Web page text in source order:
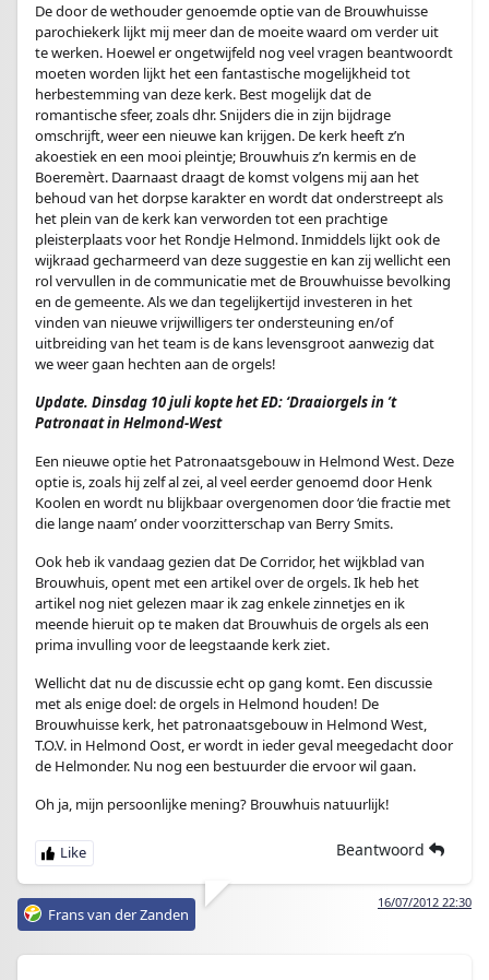
De door de wethouder genoemde optie van de Brouwhuisse
parochiekerk lijkt mij meer dan de moeite waard om verder uit
te werken. Hoewel er ongetwijfeld nog veel vragen beantwoordt
moeten worden lijkt het een fantastische mogelijkheid tot
herbestemming van deze kerk. Best mogelijk dat de
romantische sfeer, zoals dhr. Snijders die in zijn bijdrage
omschrijft, weer een nieuwe kan krijgen. De kerk heeft z’n
akoestiek en een mooi pleintje; Brouwhuis z’n kermis en de
Boeremèrt. Daarnaast draagt de komst volgens mij aan het
behoud van het dorpse karakter en wordt dat onderstreept als
het plein van de kerk kan verworden tot een prachtige
pleisterplaats voor het Rondje Helmond. Inmiddels lijkt ook de
wijkraad gecharmeerd van deze suggestie en kan zij wellicht een
rol vervullen in de communicatie met de Brouwhuisse bevolking
en de gemeente. Als we dan tegelijkertijd investeren in het
vinden van nieuwe vrijwilligers ter ondersteuning en/of
uitbreiding van het team is de kans levensgroot aanwezig dat
we weer gaan hechten aan de orgels!
Update. Dinsdag 10 juli kopte het ED: ‘Draaiorgels in ’t
Patronaat in Helmond-West
Een nieuwe optie het Patronaatsgebouw in Helmond West. Deze
optie is, zoals hij zelf al zei, al veel eerder genoemd door Henk
Koolen en wordt nu blijkbaar overgenomen door ‘die fractie met
die lange naam’ onder voorzitterschap van Berry Smits.
Ook heb ik vandaag gezien dat De Corridor, het wijkblad van
Brouwhuis, opent met een artikel over de orgels. Ik heb het
artikel nog niet gelezen maar ik zag enkele zinnetjes en ik
meende hieruit op te maken dat Brouwhuis de orgels als een
prima invulling voor de leegstaande kerk ziet.
Wellicht dat nu de discussie echt op gang komt. Een discussie
met als enige doel: de orgels in Helmond houden! De
Brouwhuisse kerk, het patronaatsgebouw in Helmond West,
T.O.V. in Helmond Oost, er wordt in ieder geval meegedacht door
de Helmonder. Nu nog een bestuurder die ervoor wil gaan.
Oh ja, mijn persoonlijke mening? Brouwhuis natuurlijk!
Beantwoord
16/07/2012 22:30
Frans van der Zanden